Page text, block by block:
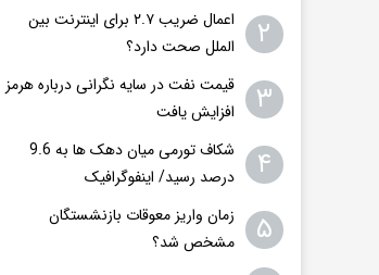
۲
اعمال ضریب ۲.۷ برای اینترنت بین
الملل صحت دارد؟
۳
قیمت نفت در سایه نگرانی درباره هرمز
افزایش یافت
۴
شکاف تورمی میان دهک ها به 9.6
درصد رسید/ اینفوگرافیک
۵
زمان واریز معوقات بازنشستگان
مشخص شد؟